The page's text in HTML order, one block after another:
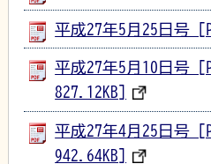
平成27年5月25日号
平成27年5月10日号
827.12KB]
平成27年4月25日号
942.64KB]